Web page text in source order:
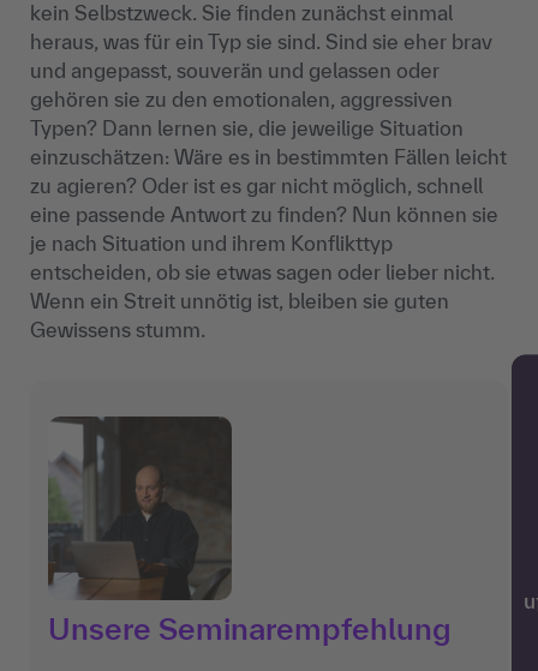
kein Selbstzweck. Sie finden zunächst einmal
heraus, was für ein Typ sie sind. Sind sie eher brav
und angepasst, souverän und gelassen oder
gehören sie zu den emotionalen, aggressiven
Typen? Dann lernen sie, die jeweilige Situation
einzuschätzen: Wäre es in bestimmten Fällen leicht
zu agieren? Oder ist es gar nicht möglich, schnell
eine passende Antwort zu finden? Nun können sie
je nach Situation und ihrem Konflikttyp
entscheiden, ob sie etwas sagen oder lieber nicht.
Wenn ein Streit unnötig ist, bleiben sie guten
Gewissens stumm.
Unsere Seminarempfehlung